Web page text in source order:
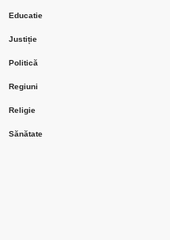
Educatie
Justiție
Politică
Regiuni
Religie
Sănătate